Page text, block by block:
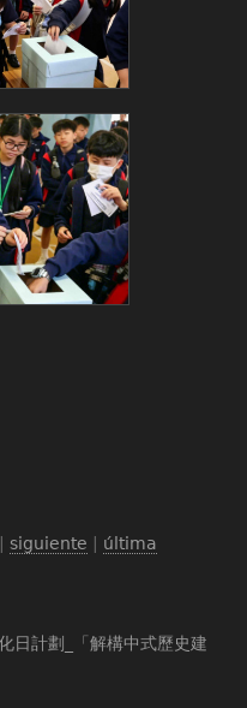
| siguiente | última
日計劃_「解構中式歷史建